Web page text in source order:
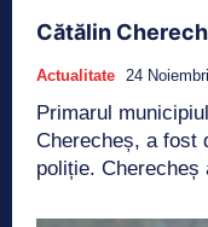
Cătălin
Actualitate 24
Primarul
Cherecheș, a fost
poliție.